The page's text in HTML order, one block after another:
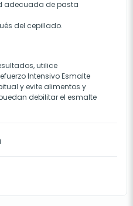
adecuada de pasta
del cepillado.
utilice
Intensivo Esmalte
y evite alimentos y
debilitar el esmalte